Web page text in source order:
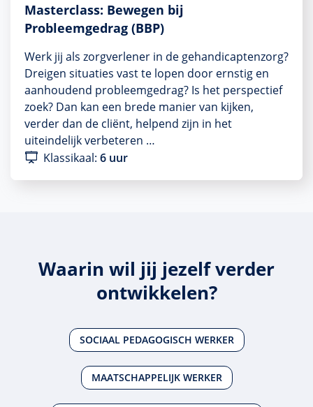
Masterclass: Bewegen bij
Probleemgedrag (BBP)
Werk jij als zorgverlener in de gehandicaptenzorg?
Dreigen situaties vast te lopen door ernstig en
aanhoudend probleemgedrag? Is het perspectief
zoek? Dan kan een brede manier van kijken,
verder dan de cliënt, helpend zijn in het
uiteindelijk verbeteren …
Klassikaal: 6 uur
Waarin wil jij jezelf verder
ontwikkelen?
SOCIAAL PEDAGOGISCH WERKER
MAATSCHAPPELIJK WERKER